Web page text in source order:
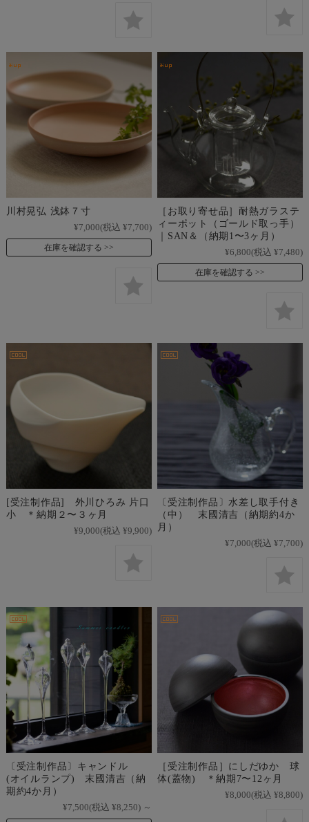
川村晃弘 浅鉢７寸
¥7,000(税込 ¥7,700)
在庫を確認する
［お取り寄せ品］耐熱ガラステ
ィーポット（ゴールド取っ手）
｜SAN＆（納期1〜3ヶ月）
¥6,800(税込 ¥7,480)
在庫を確認する
[受注制作品] 外川ひろみ 片口
小 ＊納期２〜３ヶ月
¥9,000(税込 ¥9,900)
〔受注制作品〕水差し取手付き
（中） 末國清吉（納期約4か
月）
¥7,000(税込 ¥7,700)
〔受注制作品〕キャンドル
(オイルランプ) 末國清吉（納
期約4か月）
¥7,500(税込 ¥8,250) ～
［受注制作品］にしだゆか 球
体(蓋物) ＊納期7〜12ヶ月
¥8,000(税込 ¥8,800)